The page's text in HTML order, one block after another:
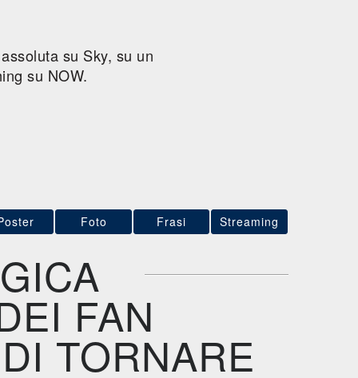
su Sky, su un
su NOW.
Foto Frasi Streaming
FAN
TORNARE